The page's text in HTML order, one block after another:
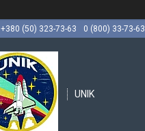
+380 (50) 323-73-63
0 (800) 33-73-63
UNIK